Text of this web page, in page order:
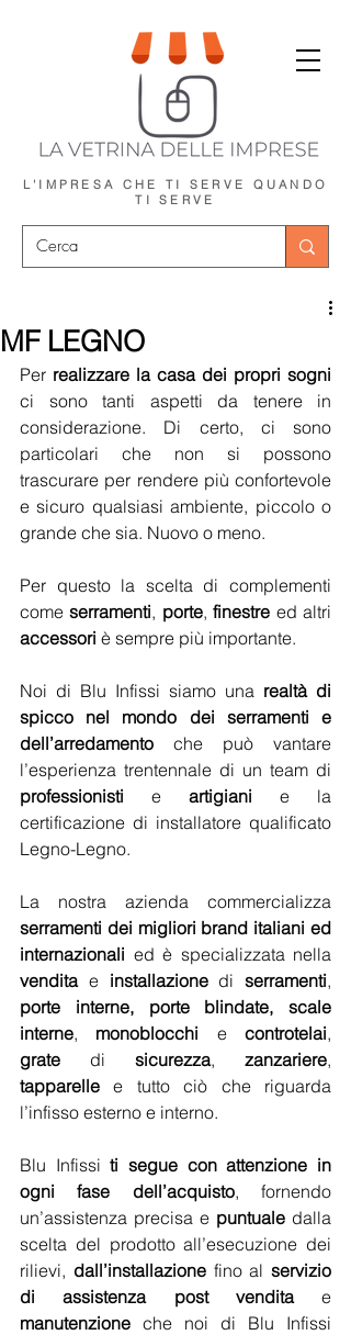
L'IMPRESA CHE TI SERVE QUANDO
TI SERVE
MF LEGNO
Per realizzare la casa dei propri sogni
ci sono tanti aspetti da tenere in
considerazione. Di certo, ci sono
particolari che non si possono
trascurare per rendere più confortevole
e sicuro qualsiasi ambiente, piccolo o
grande che sia. Nuovo o meno.
Per questo la scelta di complementi
come serramenti, porte, finestre
accessori è sempre più importante.
Noi di Blu Infissi siamo una realtà di
spicco nel mondo dei serramenti e
dell’arredamento che può vantare
professionisti e artigiani e la
certificazione di installatore qualificato
Legno-Legno.
serramenti dei migliori brand italiani ed
internazionali
vendita e installazione di serramenti
porte interne, porte blindate, scale
interne, monoblocchi e controtelai
grate di sicurezza, zanzariere
tapparelle e tutto ciò che riguarda
l’infisso esterno e interno.
Blu Infissi ti segue con attenzione in
ogni fase dell’acquisto, fornendo
un’assistenza precisa e puntuale dalla
scelta del prodotto all’esecuzione dei
rilievi, dall’installazione fino al servizio
di assistenza post vendita
manutenzione che noi di Blu Infissi